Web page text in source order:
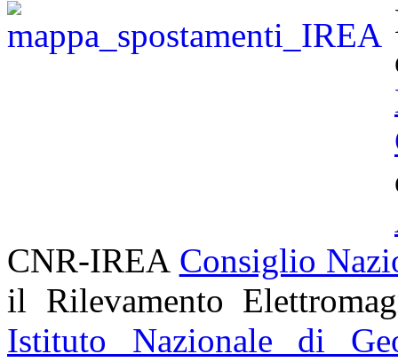
CNR-IREA Consiglio
il Rilevamento
Istituto Nazionale di